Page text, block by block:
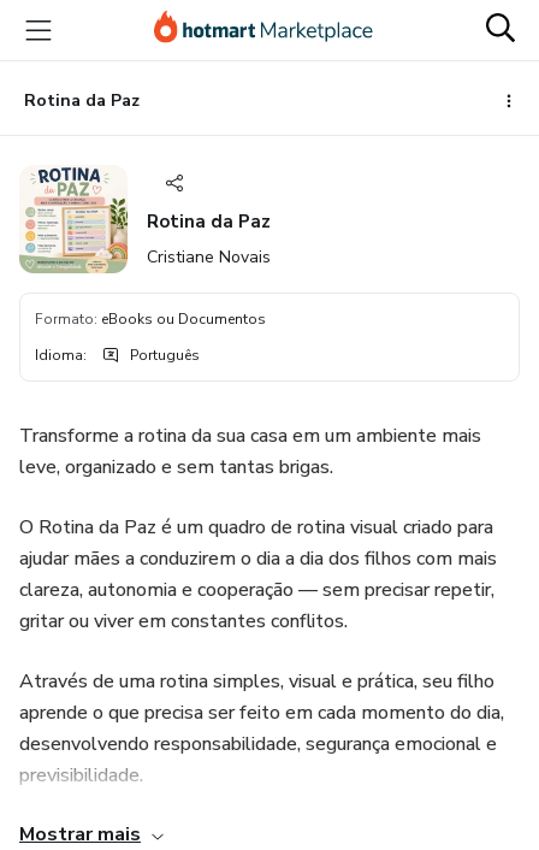
para
conteúdo
principal
para
pagamento
para
rodapé
Rotina da Paz
Rotina da Paz
Cristiane Novais
Formato: eBooks ou Documentos
Idioma: Português
Transforme a rotina da sua casa em um ambiente mais
leve, organizado e sem tantas brigas.
O Rotina da Paz é um quadro de rotina visual criado para
ajudar mães a conduzirem o dia a dia dos filhos com mais
clareza, autonomia e cooperação — sem precisar repetir,
gritar ou viver em constantes conflitos.
Através de uma rotina simples, visual e prática, seu filho
aprende o que precisa ser feito em cada momento do dia,
desenvolvendo responsabilidade, segurança emocional e
previsibilidade.
Ideal para mães que desejam:
Mostrar mais